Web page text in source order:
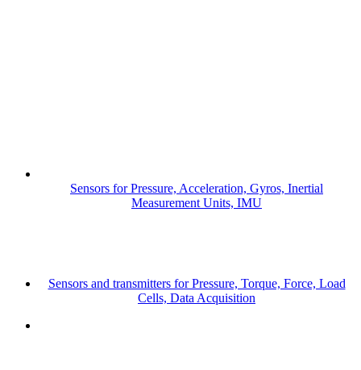
Sensors for Pressure, Acceleration, Gyros, Inertial
Measurement Units, IMU
Sensors and transmitters for Pressure, Torque, Force, Load
Cells, Data Acquisition